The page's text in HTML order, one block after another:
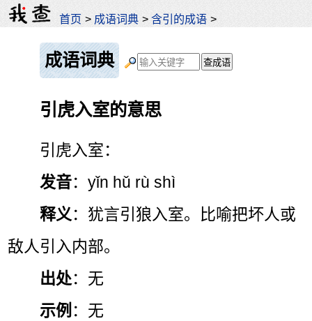
首页 > 成语词典 >含引的成语 >
成语词典
引虎入室的意思
引虎入室：
发音：yǐn hǔ rù shì
释义 ：犹言引狼入室。比喻把坏人或
敌人引入内部。
出处：无
示例 ：无